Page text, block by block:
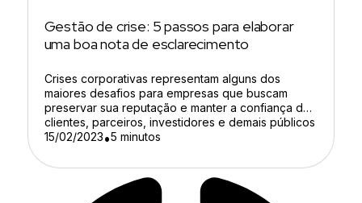
Gestão de crise: 5 passos para elaborar
uma boa nota de esclarecimento
Crises corporativas representam alguns dos
maiores desafios para empresas que buscam
preservar sua reputação e manter a confiança de
clientes, parceiros, investidores e demais públicos
de interesse. O problema é que situações críticas
ganhar grandes proporções em questão de
minutos. Segundo levantamento da Mentionlytics,
cerca de 30% das […]
15/02/2023•5 minutos